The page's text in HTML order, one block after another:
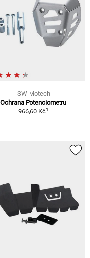
SW-Motech
Ochrana Potenciometru
966,60 Kč1